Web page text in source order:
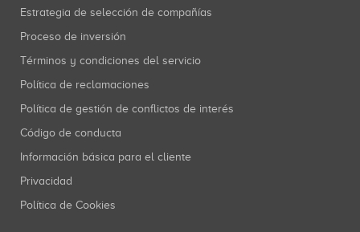
Estrategia de selección de compañías
Proceso de inversión
Términos y condiciones del servicio
Política de reclamaciones
Política de gestión de conflictos de interés
Código de conducta
Información básica para el cliente
Privacidad
Política de Cookies